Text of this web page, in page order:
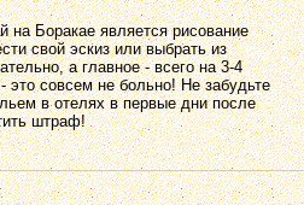
на Боракае является рисование
свой эскиз или выбрать из
а главное - всего на 3-4
это совсем не больно! Не забудьте
в отелях в первые дни после
штраф!